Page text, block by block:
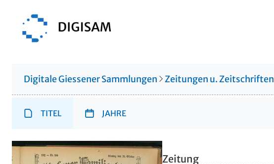
Digitale Giessener Sammlungen Zeitungen u. Zeitschriften
TITEL JAHRE
Zeitung